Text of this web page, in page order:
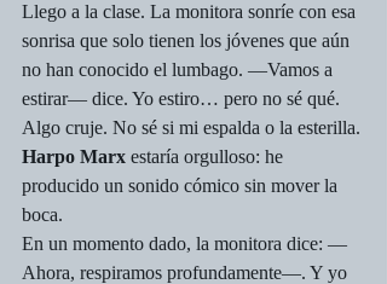
Llego a la clase. La monitora sonríe con esa
sonrisa que solo tienen los jóvenes que aún
no han conocido el lumbago. —Vamos a
estirar— dice. Yo estiro… pero no sé qué.
Algo cruje. No sé si mi espalda o la esterilla.
Harpo Marx estaría orgulloso: he
producido un sonido cómico sin mover la
boca.
En un momento dado, la monitora dice: —
Ahora, respiramos profundamente—. Y yo